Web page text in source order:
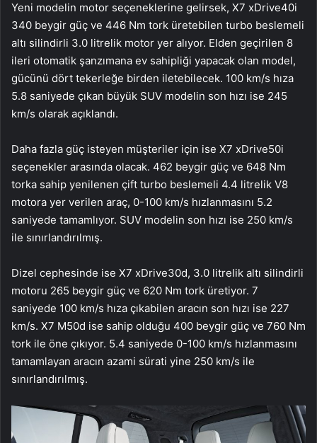
Yeni modelin motor seçeneklerine gelirsek, X7 xDrive40i
340 beygir güç ve 446 Nm tork üretebilen turbo beslemeli
altı silindirli 3.0 litrelik motor yer alıyor. Elden geçirilen 8
ileri otomatik şanzımana ev sahipliği yapacak olan model,
gücünü dört tekerleğe birden iletebilecek. 100 km/s hıza
5.8 saniyede çıkan büyük SUV modelin son hızı ise 245
km/s olarak açıklandı.
Daha fazla güç isteyen müşteriler için ise X7 xDrive50i
seçenekler arasında olacak. 462 beygir güç ve 648 Nm
torka sahip yenilenen çift turbo beslemeli 4.4 litrelik V8
motora yer verilen araç, 0-100 km/s hızlanmasını 5.2
saniyede tamamlıyor. SUV modelin son hızı ise 250 km/s
ile sınırlandırılmış.
Dizel cephesinde ise X7 xDrive30d, 3.0 litrelik altı silindirli
motoru 265 beygir güç ve 620 Nm tork üretiyor. 7
saniyede 100 km/s hıza çıkabilen aracın son hızı ise 227
km/s. X7 M50d ise sahip olduğu 400 beygir güç ve 760 Nm
tork ile öne çıkıyor. 5.4 saniyede 0-100 km/s hızlanmasını
tamamlayan aracın azami sürati yine 250 km/s ile
sınırlandırılmış.